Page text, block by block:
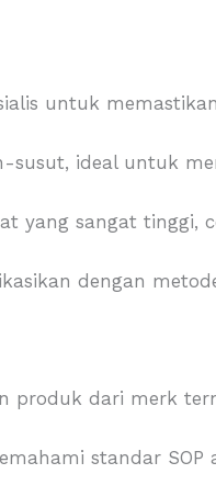
untuk
susut, ideal untuk
yang sangat tinggi,
dengan
produk dari merk
standar SOP